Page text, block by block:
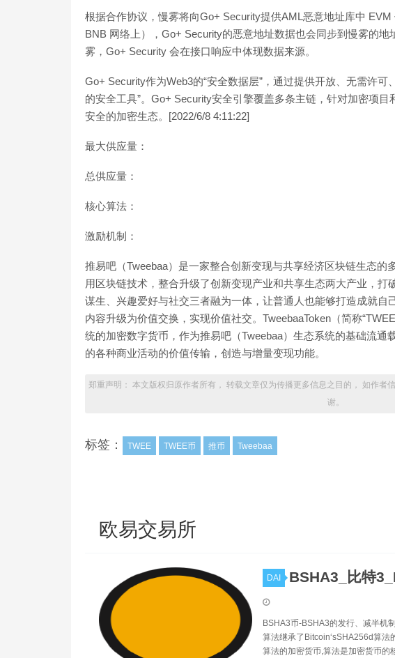
根据合作协议，慢雾将向Go+ Security提供AML恶意地址库中
BNB 网络上），Go+ Security的恶意地址数据也会同步到慢雾的
雾，Go+ Security 会在接口响应中体现数据来源。
Go+ Security作为Web3的“安全数据层”，通过提供开放、无需许可
的安全工具”。Go+ Security安全引擎覆盖多条主链，针对加密项
安全的加密生态。[2022/6/8 4:11:22]
最大供应量：
总供应量：
核心算法：
激励机制：
推易吧（Tweebaa）是一家整合创新变现与共享经济区块链生态的
用区块链技术，整合升级了创新变现产业和共享生态两大产业，
谋生、兴趣爱好与社交三者融为一体，让普通人也能够打造成就自
内容升级为价值交换，实现价值社交。TweebaaToken（简称
统的加密数字货币，作为推易吧（Tweebaa）生态系统的基础流通
的各种商业活动的价值传输，创造与增量变现功能。
郑重声明： 本文版权归原作者所有， 转载文章仅为传播更多信息之目的， 如作者
谢。
标签： TWEE TWEE币 推币 Tweebaa
欧易交易所
DAI BSHA3_比特
BSHA3币-BSHA3的发行、减半机
算法继承了Bitcoin‘sSHA256d算
算法的加密货币,算法是加密货币的